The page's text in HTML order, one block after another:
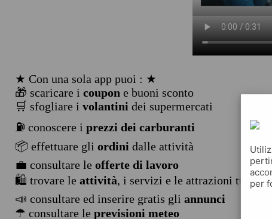
★ Con una sola app puoi : ★
🎁 scaricare i coupon e buoni sconto
🛒 sfogliare i volantini dei supermercati
⛽ conoscere i prezzi dei carburanti
📦 effettuare gli ordini dalle attività
💼 consultare le offerte di lavoro
🛍️ trovare le attività, i servizi e le attrazioni
📣 consultare ed inserire gratis gli annunci
☂ consultare le previsioni meteo
per